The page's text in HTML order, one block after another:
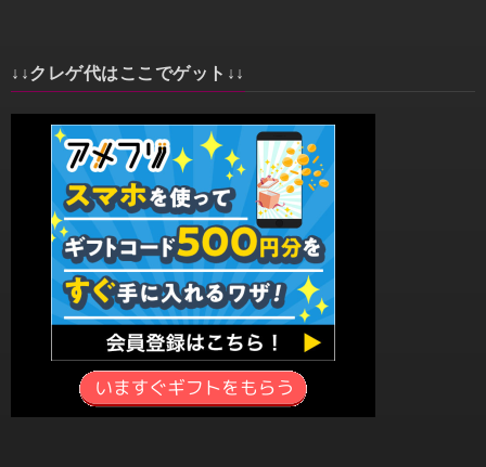
↓↓クレゲ代はここでゲット↓↓